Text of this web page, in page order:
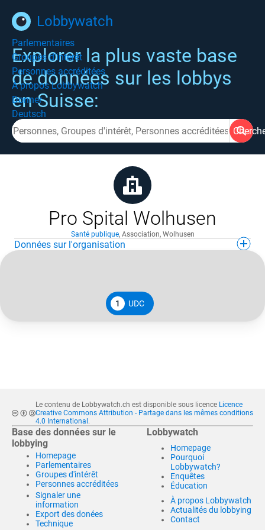
Lobbywatch
Parlementaires
Groupes d'intérêt
Personnes accréditées
À propos Lobbywatch
Donner
Deutsch
Explorer la plus vaste base
de données sur les lobbys
en Suisse:
Pro Spital Wolhusen
Santé publique, Association, Wolhusen
Données sur l'organisation
1 UDC
Le contenu de Lobbywatch.ch est disponible sous licence Licence
Creative Commons Attribution - Partage dans les mêmes conditions
4.0 International .
Base des données sur le
lobbying
Homepage
Parlementaires
Groupes d'intérêt
Personnes accréditées
Signaler une
information
Export des donées
Technique
Lobbywatch
Homepage
Pourquoi
Lobbywatch?
Enquêtes
Éducation
À propos Lobbywatch
Actualités du lobbying
Contact